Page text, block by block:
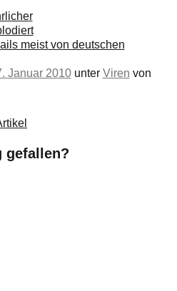
meist von deutschen
Januar 2010unter Viren von
gefallen?